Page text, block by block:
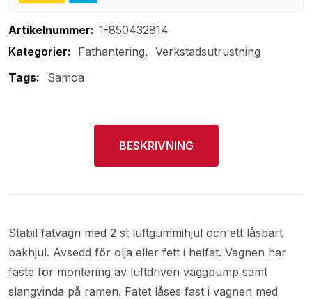
Artikelnummer: 1-850432814
Fathantering
Verkstadsutrustning
Tags:
Samoa
BESKRIVNING
Stabil fatvagn med 2 st luftgummihjul och ett låsbart
bakhjul. Avsedd för olja eller fett i helfat. Vagnen har
fäste för montering av luftdriven väggpump samt
slangvinda på ramen. Fatet låses fast i vagnen med